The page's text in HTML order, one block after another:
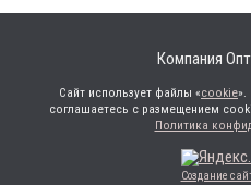
Компания
Сайт использует файлы «cookie».
соглашаетесь с размещением
Политика
Создание